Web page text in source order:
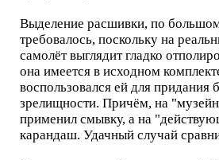
Выделение расшивки, по
требовалось, поскольку на
самолёт выглядит гладко
она имеется в исходном
воспользовался ей для придания
зрелищности. Причём, на
применил смывку, а на
карандаш. Удачный случай